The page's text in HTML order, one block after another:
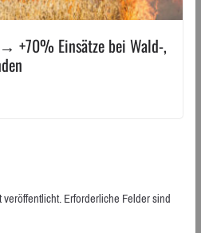
+70% Einsätze bei Wald-,
Erforderliche Felder sind